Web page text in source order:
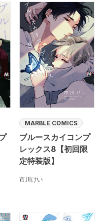
MARBLE COMICS
ブルースカイコンプ
レックス8【初回限
定特装版】
市川けい